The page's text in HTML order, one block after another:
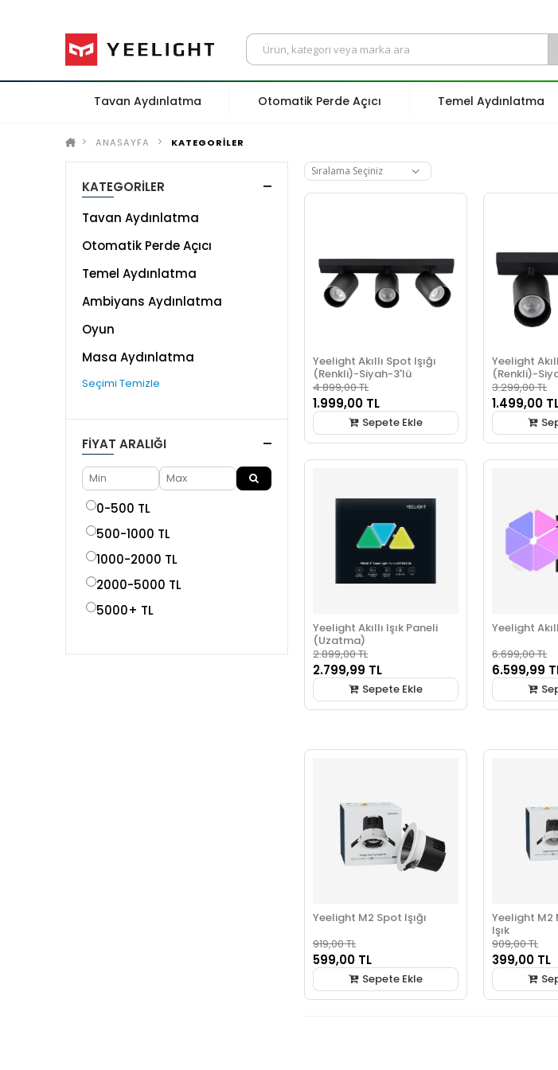
Tavan Aydınlatma Otomatik Perde Açıcı Temel Aydınlatma
ANASAYFA KATEGORİLER
Yeelight Akıllı Spot Işığı
(Renkli)-Siyah-3'lü
4.899,00 TL
1.999,00 TL
Sepete Ekle
Yeelight
(Renkli)-
3.299,00 TL
1.499,00
Yeelight Akıllı Işık Paneli
(Uzatma)
2.899,00 TL
2.799,99 TL
Sepete Ekle
Yeelight
6.699,00 TL
6.599,99
Yeelight M2 Spot Işığı
919,00 TL
599,00 TL
Sepete Ekle
Yeelight M2
Işık
909,00 TL
399,00 TL
KATEGORİLER
Tavan Aydınlatma
Otomatik Perde Açıcı
Temel Aydınlatma
Ambiyans Aydınlatma
Oyun
Masa Aydınlatma
Seçimi Temizle
FIYAT ARALIĞI
0-500 TL
500-1000 TL
1000-2000 TL
2000-5000 TL
5000+ TL